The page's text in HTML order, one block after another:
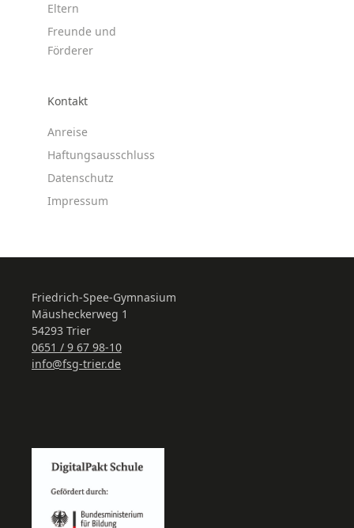
Eltern
Freunde und
Förderer
Kontakt
Anreise
Haftungsausschluss
Datenschutz
Impressum
Friedrich-Spee-Gymnasium
Mäusheckerweg 1
54293 Trier
0651 / 9 67 98-10
info@fsg-trier.de